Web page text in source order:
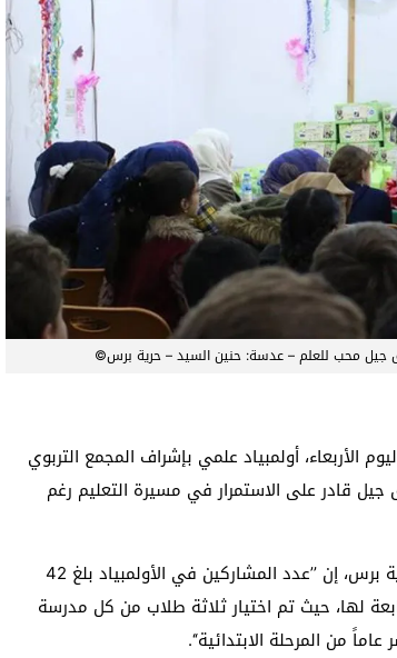
جيل محب للعلم – عدسة: حنين السيد – حرية برس©
أولمبياد علمي بإشراف المجمع التربوي
قادر على الاستمرار في مسيرة التعليم رغم
وقال ’’محمد السويد‘‘ أحد أعضاء لجنة حماية الطفل في حديثه لحرية برس، إن ’’عدد المشاركين في الأولمبياد بلغ 42
التابعة لها، حيث تم اختيار ثلاثة طلاب من كل مدرسة
من المرحلة الابتدائية‘‘.